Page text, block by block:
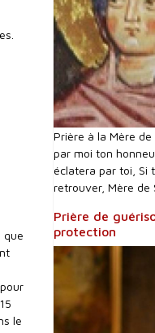
que
le
Prière à la Mère de
par moi ton
éclatera par toi, Si
retrouver, Mère de
Prière de
protection